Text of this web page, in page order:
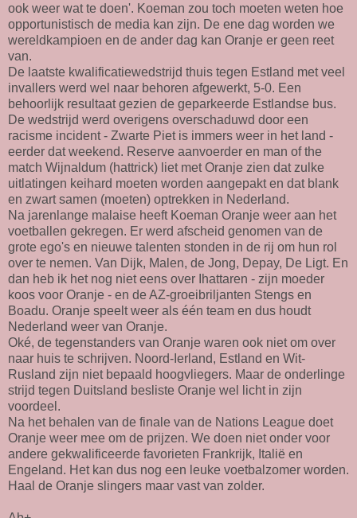
ook weer wat te doen'. Koeman zou toch moeten weten hoe
opportunistisch de media kan zijn. De ene dag worden we
wereldkampioen en de ander dag kan Oranje er geen reet
van.
De laatste kwalificatiewedstrijd thuis tegen Estland met veel
invallers werd wel naar behoren afgewerkt, 5-0. Een
behoorlijk resultaat gezien de geparkeerde Estlandse bus.
De wedstrijd werd overigens overschaduwd door een
racisme incident - Zwarte Piet is immers weer in het land -
eerder dat weekend. Reserve aanvoerder en man of the
match Wijnaldum (hattrick) liet met Oranje zien dat zulke
uitlatingen keihard moeten worden aangepakt en dat blank
en zwart samen (moeten) optrekken in Nederland.
Na jarenlange malaise heeft Koeman Oranje weer aan het
voetballen gekregen. Er werd afscheid genomen van de
grote ego's en nieuwe talenten stonden in de rij om hun rol
over te nemen. Van Dijk, Malen, de Jong, Depay, De Ligt. En
dan heb ik het nog niet eens over Ihattaren - zijn moeder
koos voor Oranje - en de AZ-groeibriljanten Stengs en
Boadu. Oranje speelt weer als één team en dus houdt
Nederland weer van Oranje.
Oké, de tegenstanders van Oranje waren ook niet om over
naar huis te schrijven. Noord-Ierland, Estland en Wit-
Rusland zijn niet bepaald hoogvliegers. Maar de onderlinge
strijd tegen Duitsland besliste Oranje wel licht in zijn
voordeel.
Na het behalen van de finale van de Nations League doet
Oranje weer mee om de prijzen. We doen niet onder voor
andere gekwalificeerde favorieten Frankrijk, Italië en
Engeland. Het kan dus nog een leuke voetbalzomer worden.
Haal de Oranje slingers maar vast van zolder.